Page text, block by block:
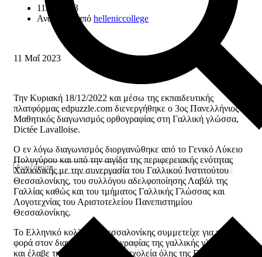
11/05/2023
Ανάρτηση από helleniccollege
11 Μαΐ 2023
Την Κυριακή 18/12/2022 και μέσω της εκπαιδευτικής
πλατφόρμας edpuzzle.com διενεργήθηκε ο 3ος Πανελλήνιος
Μαθητικός διαγωνισμός ορθογραφίας στη Γαλλική γλώσσα,
Dictée Lavalloise.
Ο εν λόγω διαγωνισμός διοργανώθηκε από το Γενικό Λύκειο
Πολυγύρου και υπό την αιγίδα της περιφερειακής ενότητας
Χαλκιδικής με την συνεργασία του Γαλλικού Ινστιτούτου
Θεσσαλονίκης, του συλλόγου αδελφοποίησης Λαβάλ της
Γαλλίας καθώς και του τμήματος Γαλλικής Γλώσσας και
Λογοτεχνίας του Αριστοτελείου Πανεπιστημίου
Θεσσαλονίκης.
Το Ελληνικό κολλέγιο Θεσσαλονίκης συμμετείχε για πρώτη
φορά στον διαγωνισμό ορθογραφίας της γαλλικής γλώσσας
και έλαβε την 5η θέση στα 49 σχολεία όλης της Ελλάδας.